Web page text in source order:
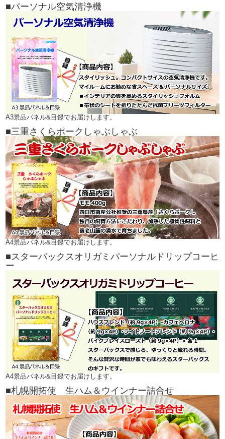
■パーソナル空気清浄機
A3景品パネル&目録でお届けします。
■三重さくらポークしゃぶしゃぶ
A4景品パネル&目録でお届けします。
■スターバックスオリガミパーソナルドリップコーヒ
ー
A4景品パネル&目録でお届けします。
■札幌開拓使 生ハム＆ウインナー詰合せ